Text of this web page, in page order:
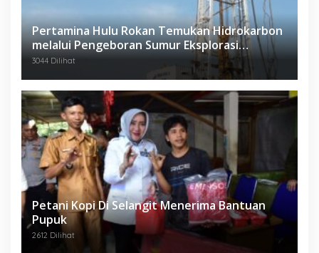
Pertamina Hulu Rokan Temukan Hidrokarbon
melalui Pengeboran Sumur Eksplorasi
Anggrek Violet (AVO)-001
3044 Dilihat
Petani Kopi Di Selangit Menerima Bantuan
Pupuk
2612 Dilihat